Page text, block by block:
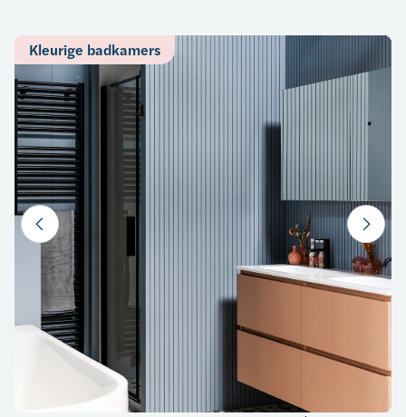
Kleurige badkamers